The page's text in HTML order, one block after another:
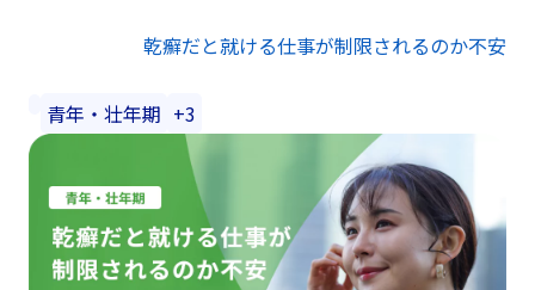
乾癬だと就ける仕事が制限されるのか不安
青年・壮年期 +3